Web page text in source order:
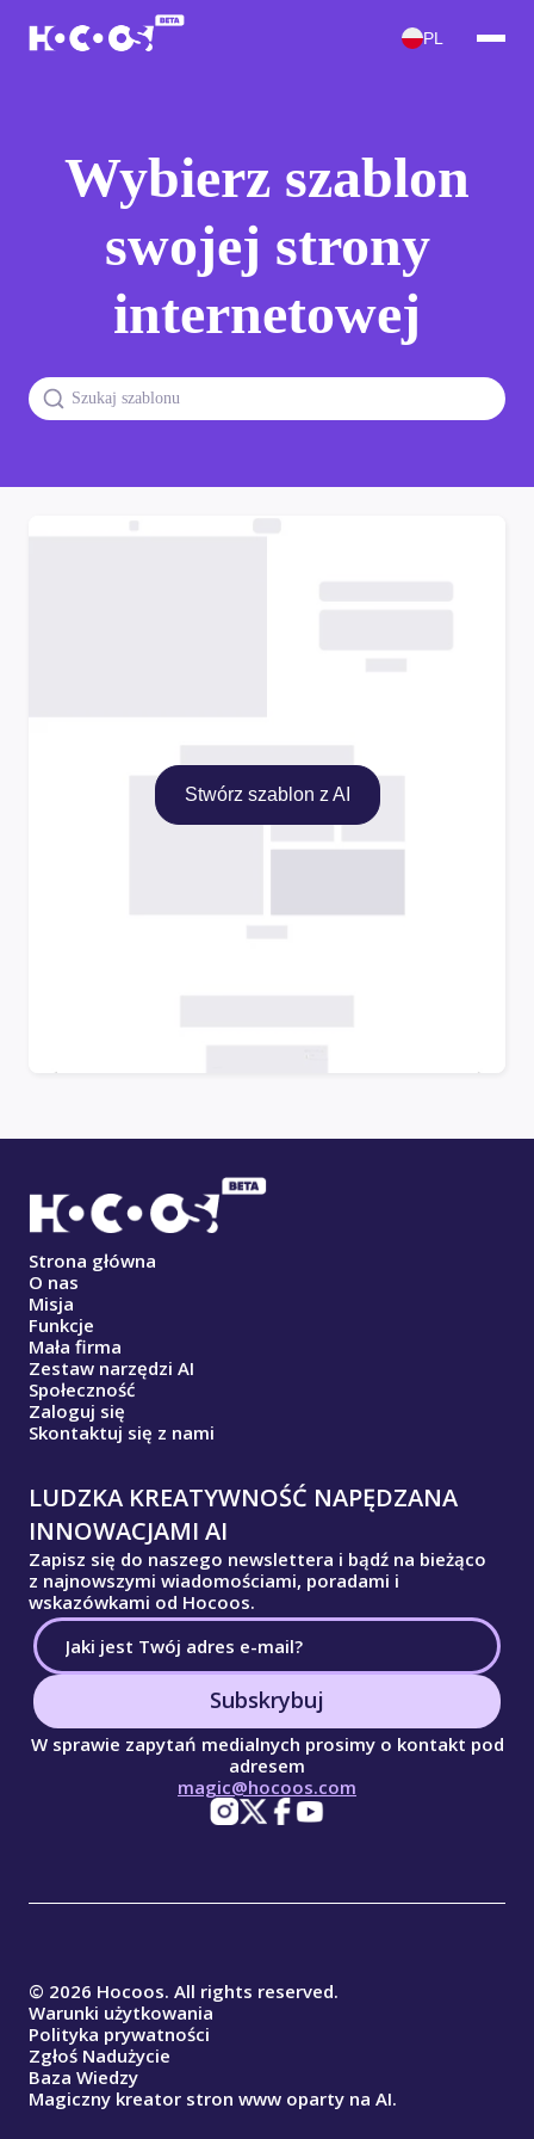
PL
Wybierz szablon
swojej strony
internetowej
Stwórz szablon z AI
Strona główna
O nas
Misja
Funkcje
Mała firma
Zestaw narzędzi AI
Społeczność
Zaloguj się
Skontaktuj się z nami
LUDZKA KREATYWNOŚĆ NAPĘDZANA
INNOWACJAMI AI
Zapisz się do naszego newslettera i bądź na bieżąco
z najnowszymi wiadomościami, poradami i
wskazówkami od Hocoos.
Subskrybuj
W sprawie zapytań medialnych prosimy o kontakt pod
adresem
magic@hocoos.com
© 2026 Hocoos. All rights reserved.
Warunki użytkowania
Polityka prywatności
Zgłoś Nadużycie
Baza Wiedzy
Magiczny kreator stron www oparty na AI.